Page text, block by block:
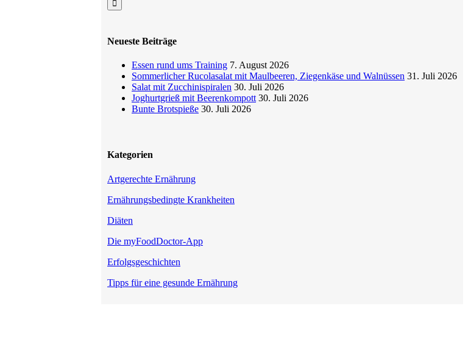
Neueste Beiträge
Essen rund ums Training 7. August 2026
Sommerlicher Rucolasalat mit Maulbeeren, Ziegenkäse und Walnüssen 31. Juli 2026
Salat mit Zucchinispiralen 30. Juli 2026
Joghurtgrieß mit Beerenkompott 30. Juli 2026
Bunte Brotspieße 30. Juli 2026
Kategorien
Artgerechte Ernährung
Ernährungsbedingte Krankheiten
Diäten
Die myFoodDoctor-App
Erfolgsgeschichten
Tipps für eine gesunde Ernährung